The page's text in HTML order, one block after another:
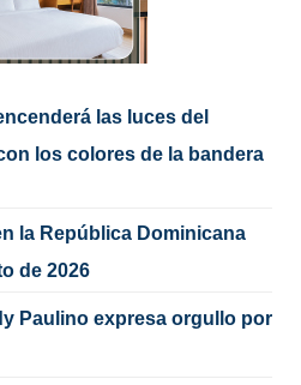
las luces del
los colores de la bandera
la República Dominicana
de 2026
Paulino expresa orgullo por